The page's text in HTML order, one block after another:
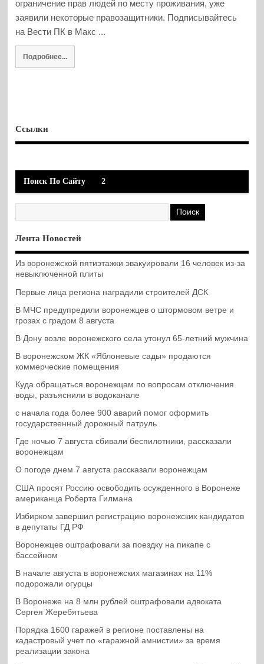
ограничение прав людей по месту проживания, уже
заявили некоторые правозащитники. Подписывайтесь
на Вести ПК в Макс ...
Подробнее...
Ссылки
Поиск По Сайту 2
Лента Новостей
Из воронежской пятиэтажки эвакуировали 16 человек из-за
невыключенной плиты
Первые лица региона наградили строителей ДСК
В МЧС предупредили воронежцев о штормовом ветре и
грозах с градом 8 августа
В Дону возле воронежского села утонул 65-летний мужчина
В воронежском ЖК «Яблоневые сады» продаются
коммерческие помещения
Куда обращаться воронежцам по вопросам отключения
воды, разъяснили в водоканале
с начала года более 900 аварий помог оформить
государственный дорожный патруль
Где ночью 7 августа сбивали беспилотники, рассказали
воронежцам
О погоде днем 7 августа рассказали воронежцам
США просят Россию освободить осужденного в Воронеже
американца Роберта Гилмана
Избирком завершил регистрацию воронежских кандидатов
в депутаты ГД РФ
Воронежцев оштрафовали за поездку на пикапе с
бассейном
В начале августа в воронежских магазинах на 11%
подорожали огурцы
В Воронеже на 8 млн рублей оштрафовали адвоката
Сергея Жеребятьева
Порядка 1600 гаражей в регионе поставлены на
кадастровый учет по «гаражной амнистии» за время
реализации закона